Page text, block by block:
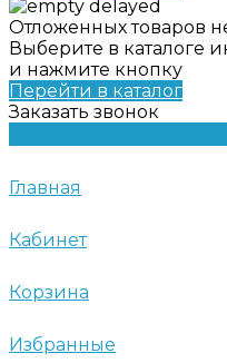
Отложенных товаров
Выберите в каталоге
и нажмите кнопку
Перейти в каталог
Заказать звонок
Главная
Кабинет
Корзина
Избранные